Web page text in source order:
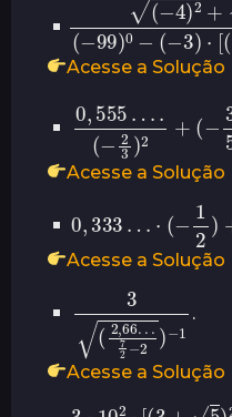
a
r
s
4)2+(−4)3
(−3)⋅[(−1 )3
Acesse a Solução
0 ,555 .(
(− 3 −1
Acesse a Solução
0,333 …⋅ −1 2
Acesse a Solução
,66
−2
.
Acesse a Solução